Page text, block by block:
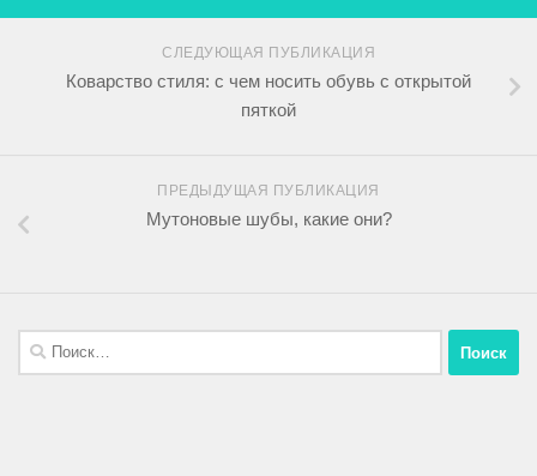
СЛЕДУЮЩАЯ ПУБЛИКАЦИЯ
Коварство стиля: с чем носить обувь с открытой
пяткой
ПРЕДЫДУЩАЯ ПУБЛИКАЦИЯ
Мутоновые шубы, какие они?